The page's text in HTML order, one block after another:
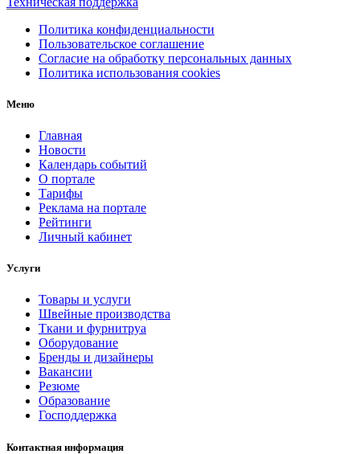
Политика конфиденциальности
Пользовательское соглашение
Согласие на обработку персональных данных
Политика использования cookies
Меню
Главная
Новости
Календарь событий
О портале
Тарифы
Реклама на портале
Рейтинги
Личный кабинет
Услуги
Товары и услуги
Швейные производства
Ткани и фурнитруа
Оборудование
Бренды и дизайнеры
Вакансии
Резюме
Образование
Господдержка
Контактная информация